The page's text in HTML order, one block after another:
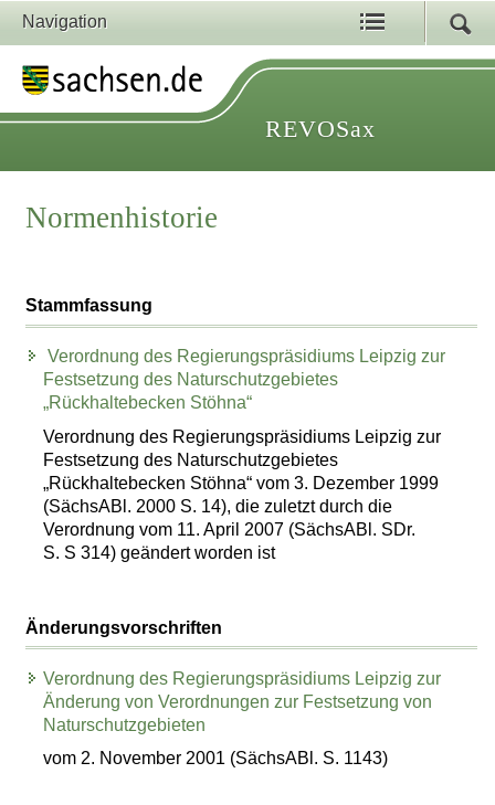
Navigation
REVOSax
Normenhistorie
Stammfassung
Verordnung des Regierungspräsidiums Leipzig zur
Festsetzung des Naturschutzgebietes
„Rückhaltebecken Stöhna“
Verordnung des Regierungspräsidiums Leipzig zur
Festsetzung des Naturschutzgebietes
„Rückhaltebecken Stöhna“ vom 3. Dezember 1999
(SächsABl. 2000 S. 14), die zuletzt durch die
Verordnung vom 11. April 2007 (SächsABl. SDr.
S. S 314) geändert worden ist
Änderungsvorschriften
Verordnung des Regierungspräsidiums Leipzig zur
Änderung von Verordnungen zur Festsetzung von
Naturschutzgebieten
vom 2. November 2001 (SächsABl. S. 1143)